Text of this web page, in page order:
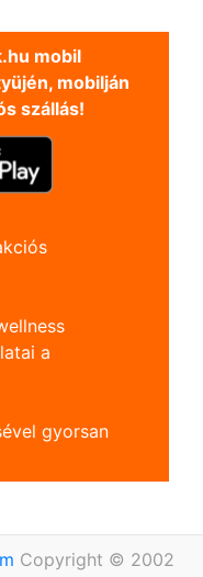
mobil
mobilján
szállás!
a
gyorsan
Copyright © 2002